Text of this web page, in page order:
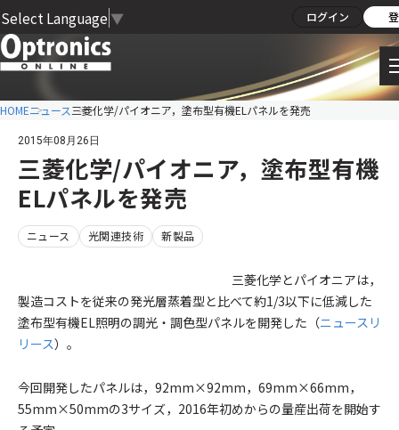
Select Language ▼ ログイン
HOMEニュース三菱化学/パイオニア，塗布型有機ELパネルを発売
2015年08月26日
三菱化学/パイオニア，塗布型有機
ELパネルを発売
ニュース 光関連技術 新製品
三菱化学とパイオニアは，
製造コストを従来の発光層蒸着型と比べて約1/3以下に低減した
塗布型有機EL照明の調光・調色型パネルを開発した（ニュースリ
リース）。
今回開発したパネルは，92mm×92mm，69mm×66mm，
55mm×50mmの3サイズ，2016年初めからの量産出荷を開始す